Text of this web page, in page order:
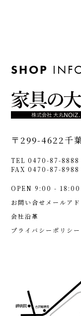
SHOP
〒299-4622千
TEL 0470-87-8888
FAX 0470-87-8988
OPEN 9:00 - 18:00
お問い合せメールア
会社沿革
プライバシーポリシー